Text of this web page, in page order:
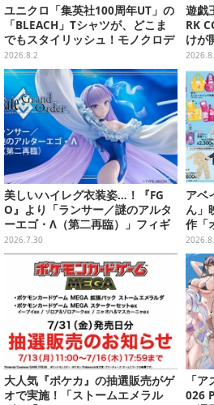
ユニクロ「集英社100周年UT」の
「BLEACH」Tシャツが、どこま
でもスタイリッシュ！モノクロデ
ザインもクール
2026.8.2
遊戯
RK
けが
いス
美しいハイレグ衣装姿…！『FG
O』より「ランサー／謎のアルタ
ーエゴ・Λ（第二再臨）」フィギ
ュアに目を奪われる
2026.7.30
アベ
ん」
作「
や、
マタ
大人気『ポケカ』の抽選販売がゲ
オで実施！「ストームエメラル
「
026